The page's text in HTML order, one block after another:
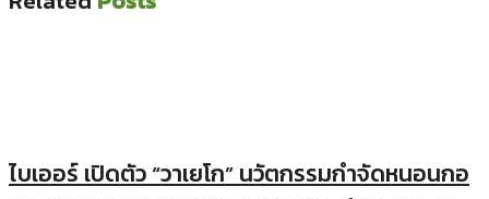
ไบเออร์ เปิดตัว “วาเยโก” นวัตกรรมกำจัดหนอนกอ